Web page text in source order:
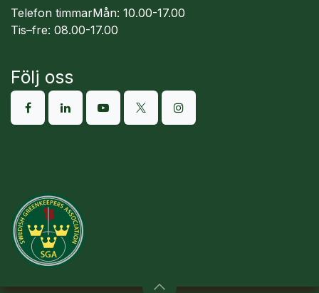
Telefon timmarMån: 10.00-17.00
Tis–fre: 08.00-17.00
Följ oss